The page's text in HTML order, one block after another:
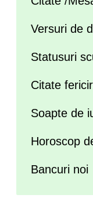
Versuri de
Statusuri
Citate
Soapte de
Horoscop
Bancuri noi